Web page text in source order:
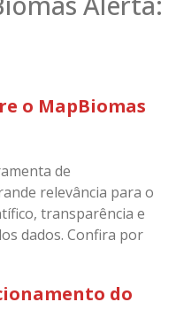
o MapBiomas
de
relevância para o
transparência e
dados. Confira por
do